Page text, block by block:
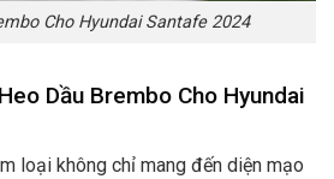
Cho Hyundai Santafe 2024
Dầu Brembo Cho Hyundai
loại không chỉ mang đến diện mạo